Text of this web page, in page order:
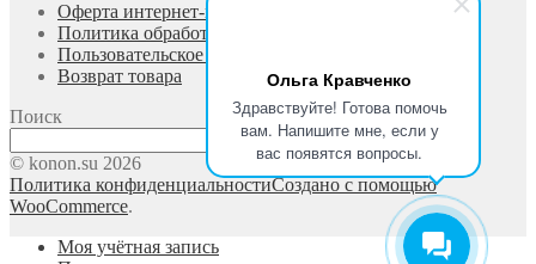
Ольга Кравченко
Здравствуйте! Готова помочь
вам. Напишите мне, если у
вас появятся вопросы.
Оферта интернет-магазина
Политика обработки персональных данных
Пользовательское соглашение
Возврат товара
Поиск
Поиск
© konon.su 2026
Политика конфиденциальностиСоздано с помощью
WooCommerce.
Моя учётная запись